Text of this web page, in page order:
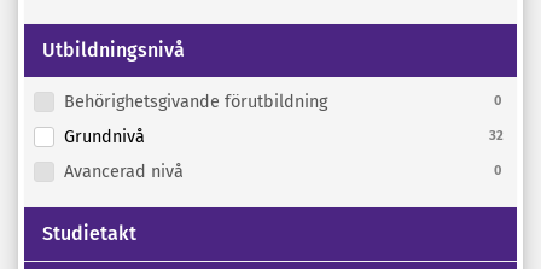
Utbildningsnivå
Behörighetsgivande förutbildning 0
Grundnivå 32
Avancerad nivå 0
Studietakt